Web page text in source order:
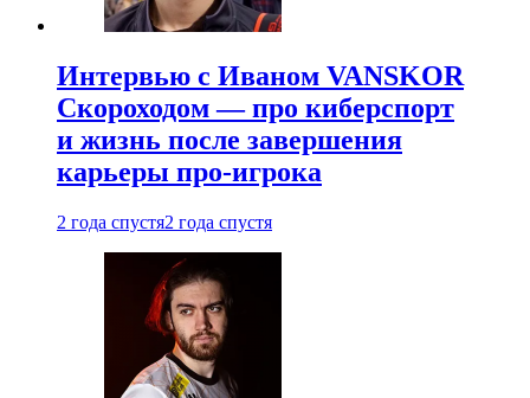
Интервью с Иваном VANSKOR
Скороходом — про киберспорт
и жизнь после завершения
карьеры про-игрока
2 года спустя2 года спустя